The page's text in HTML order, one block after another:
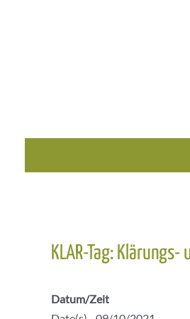
KLAR-Tag:
Datum/Zeit